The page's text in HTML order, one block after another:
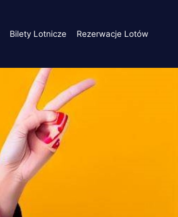
Bilety Lotnicze Rezerwacje Lotów